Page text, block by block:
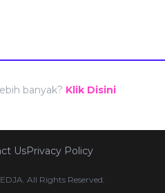
lebih banyak? Klik Disini
UsPrivacy Policy
All Rights Reserved.